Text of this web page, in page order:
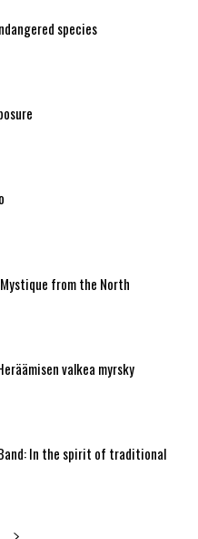
species
from the North
valkea myrsky
In the spirit of traditional